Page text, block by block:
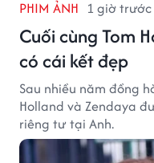
PHIM ẢNH 1 giờ trước
Cuối cùng Tom
có cái kết đẹp
Sau nhiều năm đồng
Holland và Zendaya
riêng tư tại Anh.